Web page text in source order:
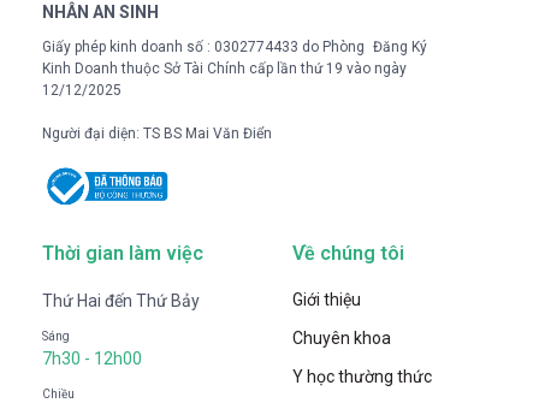
NHÂN AN SINH
Giấy phép kinh doanh số : 0302774433 do Phòng Đăng Ký
Kinh Doanh thuộc Sở Tài Chính cấp lần thứ 19 vào ngày
12/12/2025
Người đại diện: TS BS Mai Văn Điển
Thời gian làm việc
Thứ Hai đến Thứ Bảy
Sáng
7h30 - 12h00
Chiều
Về chúng tôi
Giới thiệu
Chuyên khoa
Y học thường thức